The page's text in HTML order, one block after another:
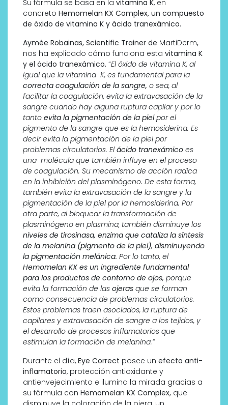
Su fórmula se basa en la vitamina K, en
concreto Hemomelan KX Complex, un compuesto
de óxido de vitamina K y ácido tranexámico.
Aymée Robainas, Scientific Trainer de MartiDerm,
nos ha explicado cómo funciona esta vitamina K
y el ácido tranexámico. “El óxido de vitamina K, al
igual que la vitamina K, es fundamental para la
correcta coagulación de la sangre, o sea, al
facilitar la coagulación, evita la extravasación de la
sangre cuando hay alguna ruptura capilar y por lo
tanto evita la pigmentación de la pielpor el
pigmento de la sangre que es la hemosiderina. Es
decir evita la pigmentación de la piel por
problemas circulatorios. Elácido tranexámico es
una molécula que también influye en el proceso
de coagulación. Su mecanismo de acción radica
en la inhibición del plasminógeno. De esta forma,
también evita la extravasación de la sangre y la
pigmentación de la piel por la hemosiderina. Por
otra parte, al bloquear la transformación de
plasminógeno en plasmina, también disminuye los
niveles de tirosinasa, enzima que cataliza la síntesis
de la melanina (pigmento de la piel), disminuyendo
la pigmentación melánica. Por lo tanto, el
Hemomelan KX es un ingrediente fundamental
para los productos de contorno de ojos, porque
evita la formación de las ojeras que se forman
como consecuencia de problemas circulatorios.
Estos problemas traen asociados, la ruptura de
capilares y extravasación de sangre a los tejidos, y
el desarrollo de procesos inflamatorios que
estimulan la formación de melanina.”
Durante el día, Eye Correct posee un efecto anti-
inflamatorio, protección antioxidante y
antienvejecimiento e ilumina la mirada gracias a
su fórmula con Hemomelan KX Complex, que